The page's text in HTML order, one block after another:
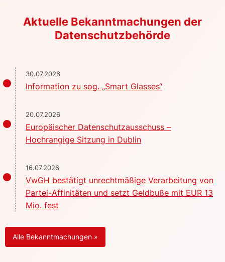
Aktuelle Bekanntmachungen der
Datenschutzbehörde
30.07.2026
Information zu sog. „Smart Glasses“
20.07.2026
Europäischer Datenschutzausschuss –
Hochrangige Sitzung in Dublin
16.07.2026
VwGH bestätigt unrechtmäßige Verarbeitung von
Partei-Affinitäten und setzt Geldbuße mit EUR 13
Mio. fest
Alle Bekanntmachungen »